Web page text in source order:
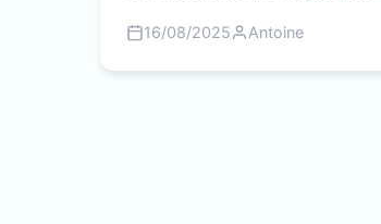
16/08/2025 Antoine